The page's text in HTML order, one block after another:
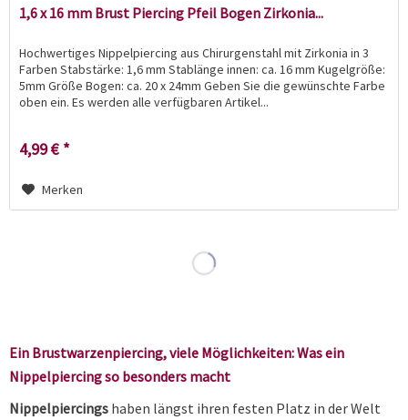
1,6 x 16 mm Brust Piercing Pfeil Bogen Zirkonia...
Hochwertiges Nippelpiercing aus Chirurgenstahl mit Zirkonia in 3
Farben Stabstärke: 1,6 mm Stablänge innen: ca. 16 mm Kugelgröße:
5mm Größe Bogen: ca. 20 x 24mm Geben Sie die gewünschte Farbe
oben ein. Es werden alle verfügbaren Artikel...
4,99 € *
Merken
Ein Brustwarzenpiercing, viele Möglichkeiten: Was ein
Nippelpiercing so besonders macht
Nippelpiercings haben längst ihren festen Platz in der Welt